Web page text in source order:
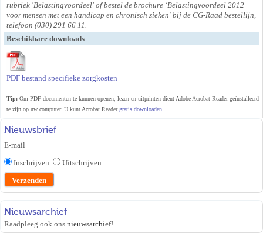
rubriek 'Belastingvoordeel' of bestel de brochure ‘Belastingvoordeel 2012
voor mensen met een handicap en chronisch zieken’ bij de CG-Raad bestellijn,
telefoon (030) 291 66 11.
Beschikbare downloads
PDF bestand specifieke zorgkosten
Tip: Om PDF documenten te kunnen openen, lezen en uitprinten dient Adobe Acrobat Reader geïnstalleerd
te zijn op uw computer. U kunt Acrobat Readergratis downloaden
Nieuwsbrief
E-mail
Inschrijven
Uitschrijven
Nieuwsarchief
Raadpleeg ook ons nieuwsarchief!